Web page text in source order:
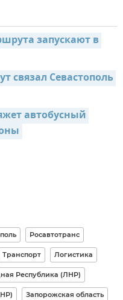
запускают в
связал Севастополь
автобусный
Росавтотранс
Транспорт Логистика
Республика (ЛНР)
Запорожская область